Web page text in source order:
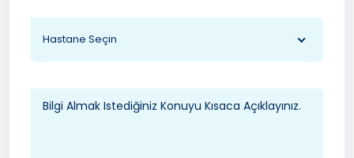
Hastane Seçin